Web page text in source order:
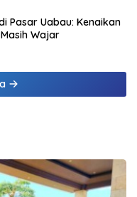
Pasar Uabau: Kenaikan
Wajar